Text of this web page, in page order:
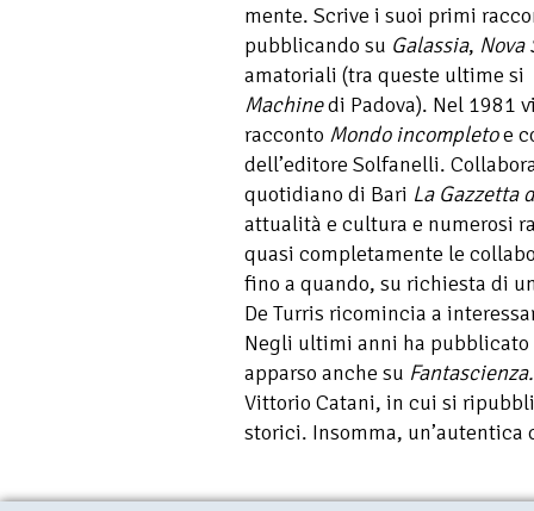
mente. Scrive i suoi primi
pubblicando su Galassia, Nova
amatoriali (tra queste ultime
Machinedi Padova). Nel 1981
racconto Mondo incompletoe
dell’editore Solfanelli.
quotidiano di Bari La Gazzetta
attualità e cultura e numerosi
quasi completamente le
fino a quando, su richiesta di
De Turris ricomincia a
Negli ultimi anni ha pubblicato
apparso anche su
Vittorio Catani, in cui si
storici. Insomma,